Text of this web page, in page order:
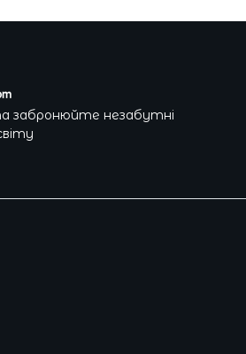
забронюйте незабутні